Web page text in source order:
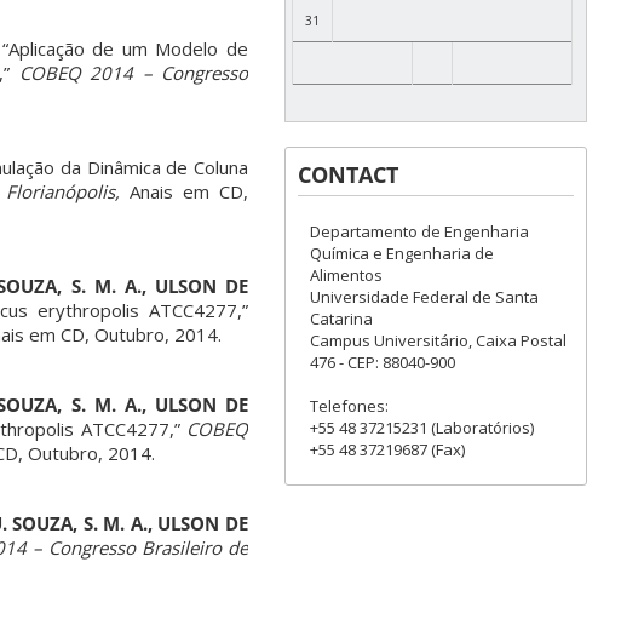
“Aplicação de um Modelo de
COBEQ 2014 – Congresso
da Dinâmica de Coluna
Anais em CD,
S. M. A., ULSON DE
erythropolis ATCC4277,”
em CD, Outubro, 2014.
S. M. A., ULSON DE
ATCC4277,” COBEQ
Outubro, 2014.
SOUZA, S. M. A., ULSON DE
– Congresso Brasileiro de
31
CONTACT
Departamento de Engenharia
Química e Engenharia de
Alimentos
Universidade Federal de Santa
Catarina
Campus Universitário, Caixa Postal
476 - CEP: 88040-900
Telefones:
+55 48 37215231 (Laboratórios)
+55 48 37219687 (Fax)